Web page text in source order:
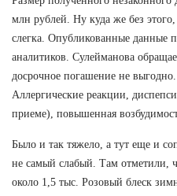
млн рублей. Ну куда же без
слегка. Опубликованные данные
аналитиков. Сулейманова
досрочное погашение не
Аллергические реакции,
приеме), повышенная
Было и так тяжело, а тут еще и
не самый слабый. Там отметили,
около 1,5 тыс. Розовый блеск